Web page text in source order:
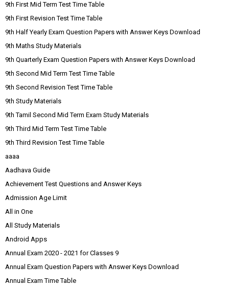
9th First Mid Term Test Time Table
9th First Revision Test Time Table
9th Half Yearly Exam Question Papers with Answer Keys Download
9th Maths Study Materials
9th Quarterly Exam Question Papers with Answer Keys Download
9th Second Mid Term Test Time Table
9th Second Revision Test Time Table
9th Study Materials
9th Tamil Second Mid Term Exam Study Materials
9th Third Mid Term Test Time Table
9th Third Revision Test Time Table
aaaa
Aadhava Guide
Achievement Test Questions and Answer Keys
Admission Age Limit
All in One
All Study Materials
Android Apps
Annual Exam 2020 - 2021 for Classes 9
Annual Exam Question Papers with Answer Keys Download
Annual Exam Time Table